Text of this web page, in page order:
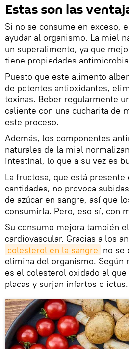
Estas son las
Si no se consume en exceso,
ayudar al organismo. La miel
un superalimento, ya que
tiene propiedades
Puesto que este alimento
de potentes antioxidantes,
toxinas. Beber regularmente
caliente con una cucharita de
este proceso.
Además, los componentes
naturales de la miel
intestinal, lo que a su vez es
La fructosa, que está
cantidades, no provoca
de azúcar en sangre, así que
consumirla. Pero, eso sí, con
Su consumo mejora también
cardiovascular. Gracias a los
colesterol en la sangre no se
elimina del organismo. Según
es el colesterol oxidado el
placas y surjan infartos e ictus.